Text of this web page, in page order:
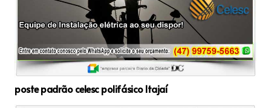
poste padrão celesc polifásico Itajaí